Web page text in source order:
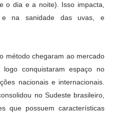
o dia e a noite). Isso impacta,
e na sanidade das uvas, e
método chegaram ao mercado
conquistaram espaço no
nacionais e internacionais.
no Sudeste brasileiro,
que possuem características